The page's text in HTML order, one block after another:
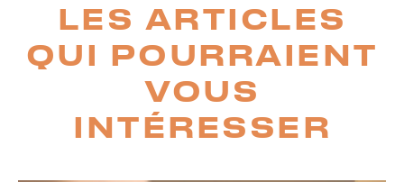
LES ARTICLES
QUI POURRAIENT
VOUS
INTÉRESSER